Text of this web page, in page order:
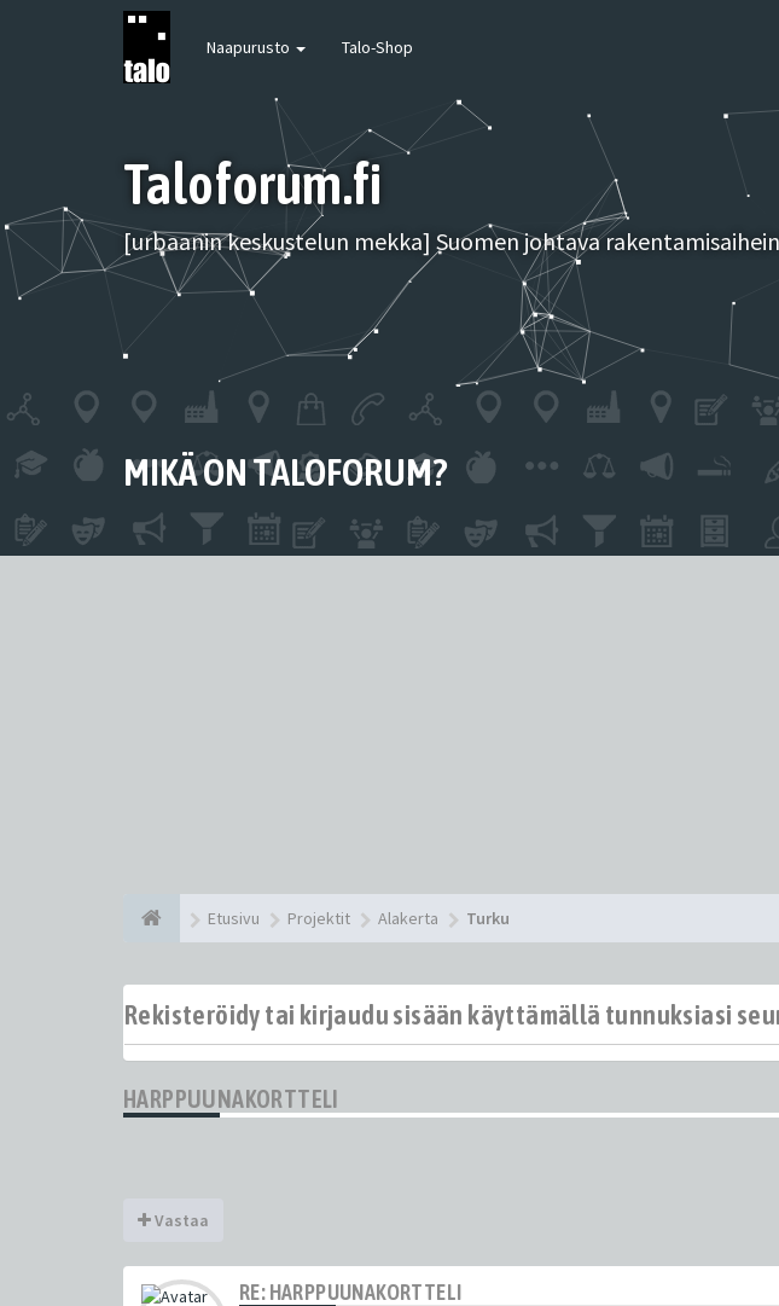
Naapurusto Talo-Shop
Taloforum.fi
[urbaanin keskustelun mekka] Suomen johtava
MIKÄ ON TALOFORUM?
Etusivu Projektit Alakerta Turku
Rekisteröidy tai kirjaudu sisään käyttämällä tunnuksiasi
HARPPUUNAKORTTELI
Vastaa
RE: HARPPUUNAKORTTELI